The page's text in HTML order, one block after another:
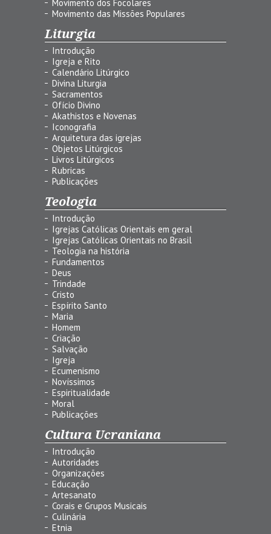
Movimento dos Focolares
Movimento das Missões Populares
Liturgia
Introdução
Igreja e Rito
Calendário Litúrgico
Divina Liturgia
Sacramentos
Ofício Divino
Akathistos e Novenas
Iconografia
Arquitetura das igrejas
Objetos Litúrgicos
Livros Litúrgicos
Rubricas
Publicações
Teologia
Introdução
Igrejas Católicas Orientais em geral
Igrejas Católicas Orientais no Brasil
Teologia na história
Fundamentos
Deus
Trindade
Cristo
Espírito Santo
Maria
Homem
Criação
Salvação
Igreja
Ecumenismo
Novíssimos
Espiritualidade
Moral
Publicações
Cultura Ucraniana
Introdução
Autoridades
Organizações
Educação
Artesanato
Corais e Grupos Musicais
Culinária
Etnia